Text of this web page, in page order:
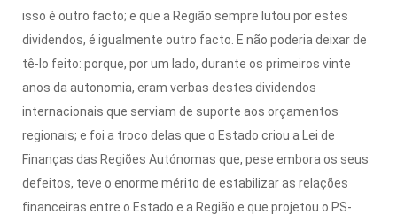
isso é outro facto; e que a Região sempre lutou por estes
dividendos, é igualmente outro facto. E não poderia deixar de
tê-lo feito: porque, por um lado, durante os primeiros vinte
anos da autonomia, eram verbas destes dividendos
internacionais que serviam de suporte aos orçamentos
regionais; e foi a troco delas que o Estado criou a Lei de
Finanças das Regiões Autónomas que, pese embora os seus
defeitos, teve o enorme mérito de estabilizar as relações
financeiras entre o Estado e a Região e que projetou o PS-